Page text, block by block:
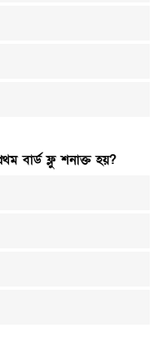
বার্ড ফ্লু শনাক্ত হয়?